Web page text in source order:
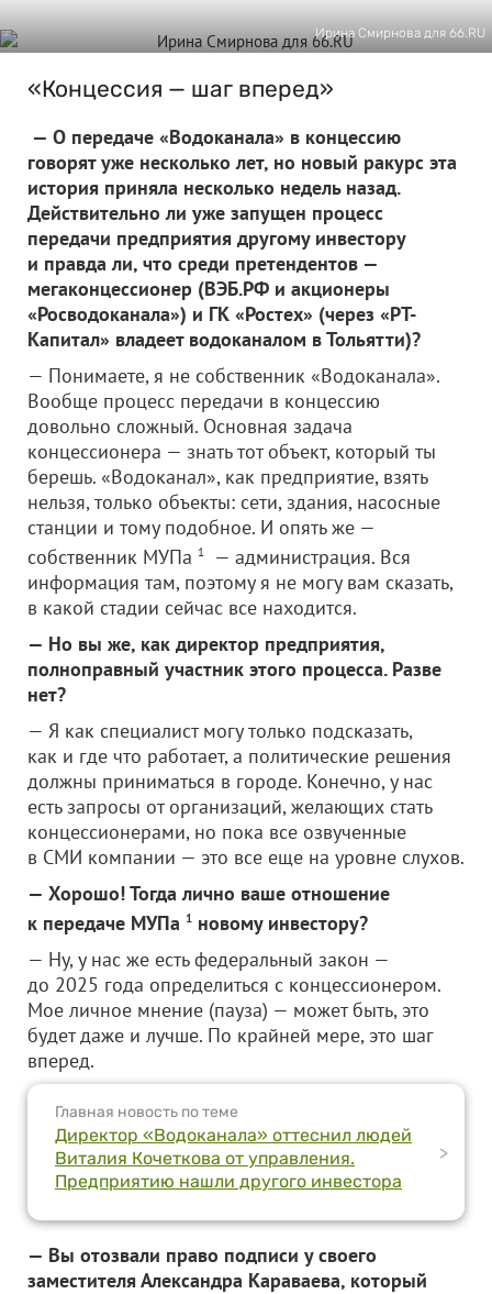
Ирина Смирнова для 66.RU
«Концессия — шаг вперед»
— О передаче «Водоканала» в концессию
говорят уже несколько лет, но новый ракурс эта
история приняла несколько недель назад.
Действительно ли уже запущен процесс
передачи предприятия другому инвестору
и правда ли, что среди претендентов —
мегаконцессионер (ВЭБ.РФ и акционеры
«Росводоканала») и ГК «Ростех» (через «РТ-
Капитал» владеет водоканалом в Тольятти)?
— Понимаете, я не собственник «Водоканала».
Вообще процесс передачи в концессию
довольно сложный. Основная задача
концессионера — знать тот объект, который ты
берешь. «Водоканал», как предприятие, взять
нельзя, только объекты: сети, здания, насосные
станции и тому подобное. И опять же —
собственник МУПа 1
— администрация. Вся
информация там, поэтому я не могу вам сказать,
в какой стадии сейчас все находится.
— Но вы же, как директор предприятия,
полноправный участник этого процесса. Разве
нет?
— Я как специалист могу только подсказать,
как и где что работает, а политические решения
должны приниматься в городе. Конечно, у нас
есть запросы от организаций, желающих стать
концессионерами, но пока все озвученные
в СМИ компании — это все еще на уровне слухов.
— Хорошо! Тогда лично ваше отношение
к передаче МУПа 1 новому инвестору?
— Ну, у нас же есть федеральный закон —
до 2025 года определиться с концессионером.
Мое личное мнение (пауза) — может быть, это
будет даже и лучше. По крайней мере, это шаг
вперед.
Главная новость по теме
Директор «Водоканала» оттеснил людей
Виталия Кочеткова от управления.
Предприятию нашли другого инвестора
>
— Вы отозвали право подписи у своего
заместителя Александра Караваева, который